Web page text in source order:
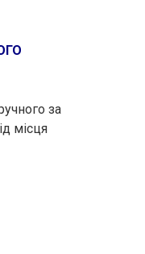
за
місця